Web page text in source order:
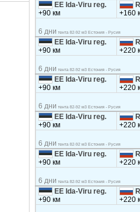
EE Ida-Viru reg.
+90 км
+160
6 дни тента 82-92 м3 Естония - Русия
EE Ida-Viru reg.
+90 км
+220
6 дни тента 82-92 м3 Естония - Русия
EE Ida-Viru reg.
+90 км
+220
6 дни тента 82-92 м3 Естония - Русия
EE Ida-Viru reg.
+90 км
+220
6 дни тента 82-92 м3 Естония - Русия
EE Ida-Viru reg.
+90 км
+220
6 дни тента 82-92 м3 Естония - Русия
EE Ida-Viru reg.
+90 км
+220